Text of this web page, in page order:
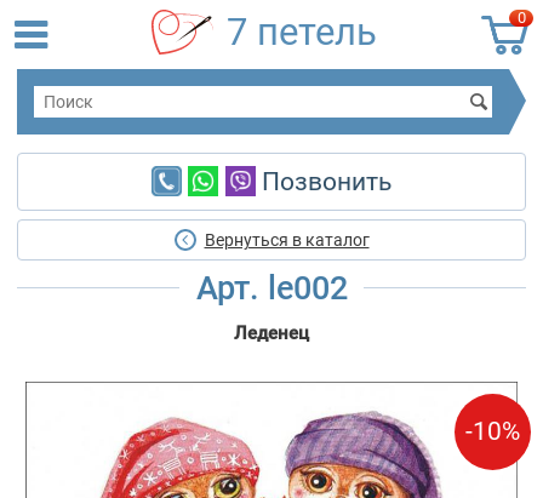
0
7 петель
Позвонить
Вернуться в каталог
Арт. le002
Леденец
-10%